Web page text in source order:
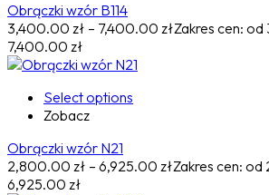
Obrączki wzór B114
3,400.00 zł – 7,400.00 złZakres cen:
7,400.00 zł
Select options
Zobacz
Obrączki wzór N21
2,800.00 zł – 6,925.00 złZakres cen:
6,925.00 zł